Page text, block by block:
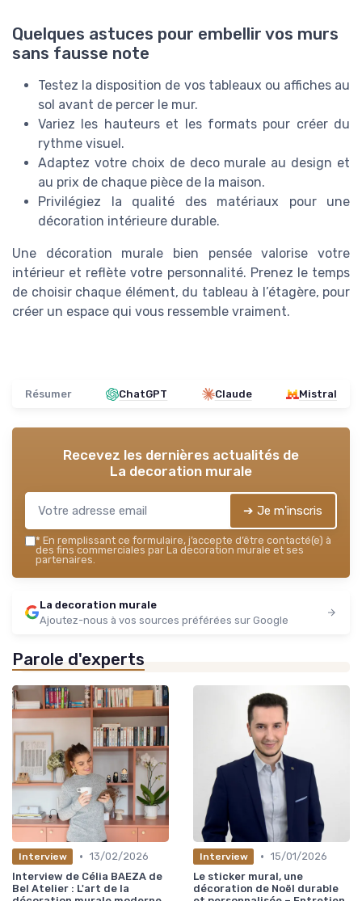
Quelques astuces pour embellir vos murs
sans fausse note
Testez la disposition de vos tableaux ou affiches au
sol avant de percer le mur.
Variez les hauteurs et les formats pour créer du
rythme visuel.
Adaptez votre choix de deco murale au design et
au prix de chaque pièce de la maison.
Privilégiez la qualité des matériaux pour une
décoration intérieure durable.
Une décoration murale bien pensée valorise votre
intérieur et reflète votre personnalité. Prenez le temps
de choisir chaque élément, du tableau à l’étagère, pour
créer un espace qui vous ressemble vraiment.
Résumer ChatGPT Claude Mistral
Recevez les dernières actualités de
La decoration murale
➔ Je m'inscris
* En remplissant ce formulaire, j’accepte d’être contacté(e) à
des fins commerciales par La decoration murale et ses
partenaires.
La decoration murale
Ajoutez-nous à vos sources préférées sur Google
Parole d'experts
Interview • 13/02/2026
Interview de Célia BAEZA de
Bel Atelier : L'art de la
Interview • 15/01/2026
Le sticker mural, une
décoration de Noël durable